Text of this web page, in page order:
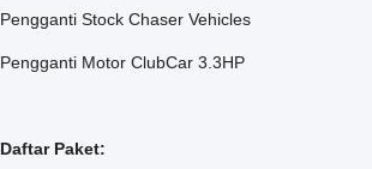
Pengganti Stock Chaser Vehicles
Pengganti Motor ClubCar 3.3HP
Daftar Paket: